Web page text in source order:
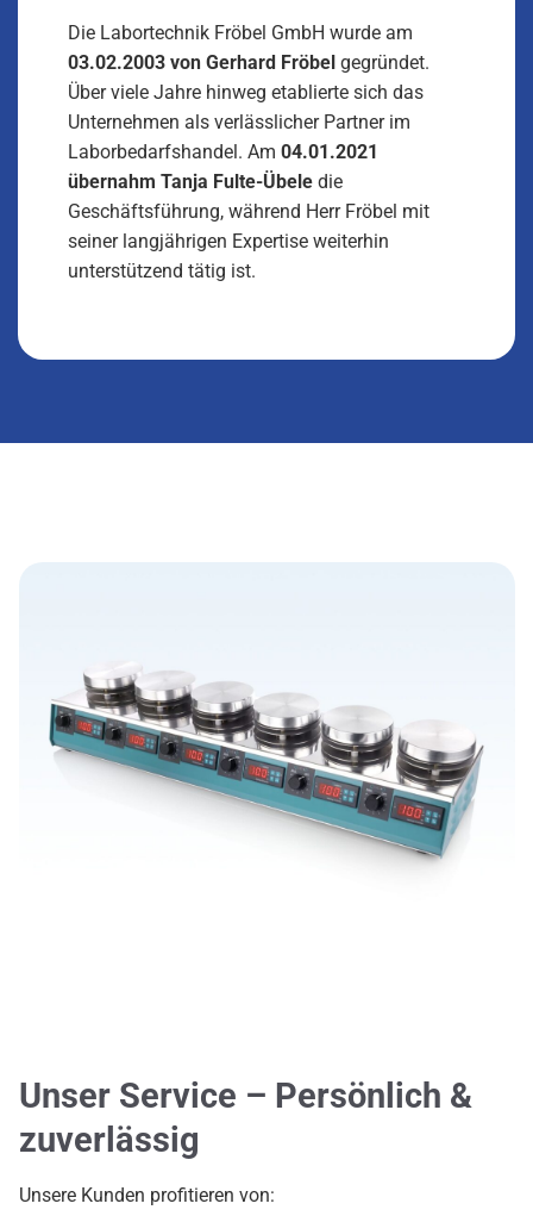
Die Labortechnik Fröbel GmbH wurde am
03.02.2003 von Gerhard Fröbelgegründet.
Über viele Jahre hinweg etablierte sich das
Unternehmen als verlässlicher Partner im
Laborbedarfshandel. Am 04.01.2021
übernahm Tanja Fulte-Übeledie
Geschäftsführung, während Herr Fröbel mit
seiner langjährigen Expertise weiterhin
unterstützend tätig ist.
Unser Service – Persönlich &
zuverlässig
Unsere Kunden profitieren von: